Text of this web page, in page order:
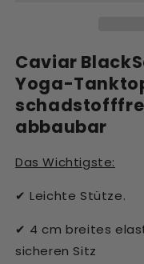
Caviar
Yoga-
abbaubar
Das Wichtigste:
✔ Leichte Stütze.
✔ 4 cm breites
sicheren Sitz